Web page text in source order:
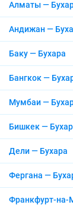
Алматы —
Андижан —
Баку — Бухара
Бангкок —
Мумбаи —
Бишкек —
Дели — Бухара
Фергана —
Франкфурт-на-